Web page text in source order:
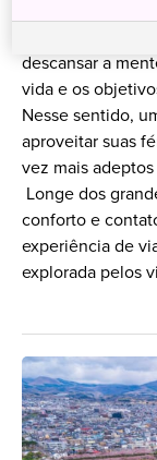
produtividade
descansar a
vida e os
Nesse sentido,
aproveitar suas
vez mais
Longe dos
conforto e
experiência de
explorada pelos